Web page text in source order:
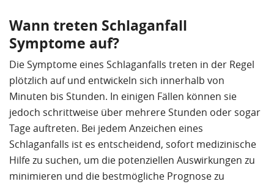
Wann treten Schlaganfall
Symptome auf?
Die Symptome eines Schlaganfalls treten in der Regel
plötzlich auf und entwickeln sich innerhalb von
Minuten bis Stunden. In einigen Fällen können sie
jedoch schrittweise über mehrere Stunden oder sogar
Tage auftreten. Bei jedem Anzeichen eines
Schlaganfalls ist es entscheidend, sofort medizinische
Hilfe zu suchen, um die potenziellen Auswirkungen zu
minimieren und die bestmögliche Prognose zu